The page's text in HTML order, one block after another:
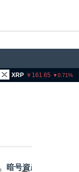
BNB
ビットコイン・イー